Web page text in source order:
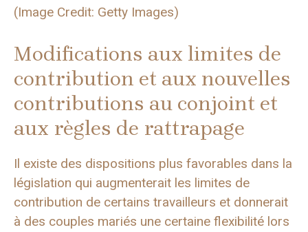
(Image Credit: Getty Images)
Modifications aux limites de
contribution et aux nouvelles
contributions au conjoint et
aux règles de rattrapage
Il existe des dispositions plus favorables dans la
législation qui augmenterait les limites de
contribution de certains travailleurs et donnerait
à des couples mariés une certaine flexibilité lors